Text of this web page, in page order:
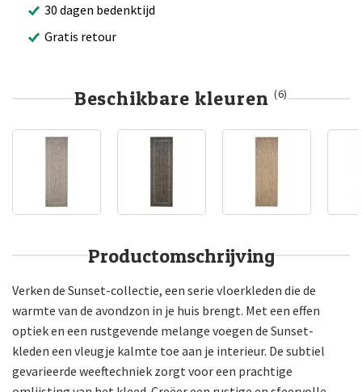
30 dagen bedenktijd
Gratis retour
Beschikbare kleuren (6)
Productomschrijving
Verken de Sunset-collectie, een serie vloerkleden die de
warmte van de avondzon in je huis brengt. Met een effen
optiek en een rustgevende melange voegen de Sunset-
kleden een vleugje kalmte toe aan je interieur. De subtiel
gevarieerde weeftechniek zorgt voor een prachtige